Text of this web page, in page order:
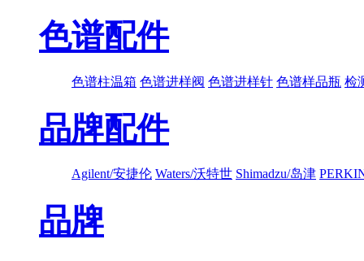
色谱配件
色谱柱温箱 色谱进样阀 色谱进样针 色谱样品瓶 检
品牌配件
Agilent/安捷伦 Waters/沃特世 Shimadzu/岛津
品牌